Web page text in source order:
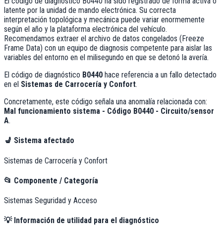
latente por la unidad de mando electrónica. Su correcta
interpretación topológica y mecánica puede variar enormemente
según el año y la plataforma electrónica del vehículo.
Recomendamos extraer el archivo de datos congelados (Freeze
Frame Data) con un equipo de diagnosis competente para aislar las
variables del entorno en el milisegundo en que se detonó la avería.
El código de diagnóstico B0440 hace referencia a un fallo detectado
en el Sistemas de Carrocería y Confort.
Concretamente, este código señala una anomalía relacionada con:
Mal funcionamiento sistema - Código B0440 - Circuito/sensor
A.
💺 Sistema afectado
Sistemas de Carrocería y Confort
📂 Componente / Categoría
Sistemas Seguridad y Acceso
💡Información de utilidad para el diagnóstico